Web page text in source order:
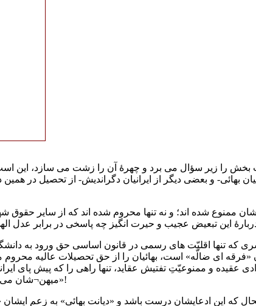
بخش را زیر سؤال می برد و چهرۀ آن را زشت می سازد، این
بهائی- و بعضی دیگر از ایرانیان دگراندیش- از تحصیل در
ممنوع شده اند؛ و نه تنها محروم شده اند که از سایر
که تنها اقلیّت های رسمی در قانون اساسی حق ورود به
ای ضالّه» است، بهائیان را از حق تحصیلات عالیه محروم
عقیده و ممنوعیّتِ تفتیش عقاید، تنها راهی را که پیش پای
میهن¬شان می گذارند این است که «مسلمان شوند»!